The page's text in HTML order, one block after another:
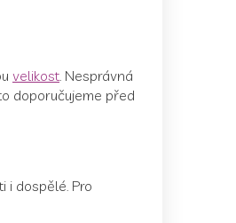
velikost. Nesprávná
doporučujeme před
i dospělé. Pro